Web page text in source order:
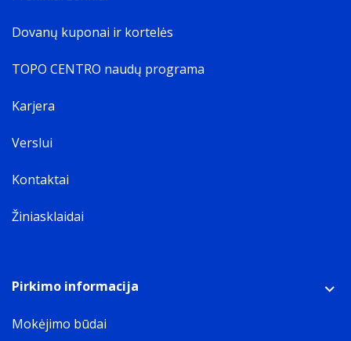
Kitos savybės
Suderinami rašalo tipai, reikmenys
T0712; T0892; T1002;
Versija
Klasė
Technologija
New
Dovanų kuponai ir kortelės
TOPO CENTRO naudų programa
Karjera
Verslui
Kontaktai
Žiniasklaidai
Pirkimo informacija
Mokėjimo būdai